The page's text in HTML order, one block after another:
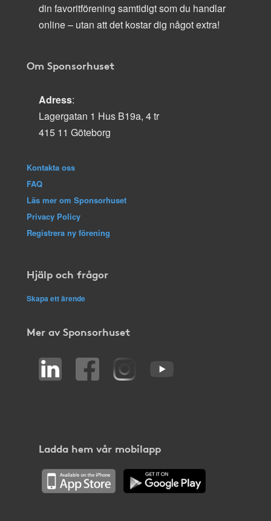
din favoritförening samtidigt som du handlar
online – utan att det kostar dig något extra!
Om Sponsorhuset
Adress:
Lagergatan 1 Hus B19a, 4 tr
415 11 Göteborg
Kontakta oss
FAQ
Läs mer om Sponsorhuset
Privacy Policy
Registrera ny förening
Hjälp och frågor
Skapa ett ärende
Mer av Sponsorhuset
Ladda hem vår mobilapp